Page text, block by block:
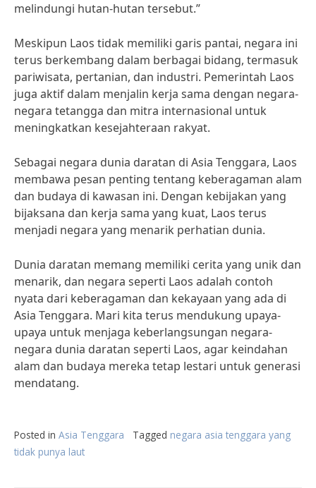
melindungi hutan-hutan tersebut.”
Meskipun Laos tidak memiliki garis pantai, negara ini
terus berkembang dalam berbagai bidang, termasuk
pariwisata, pertanian, dan industri. Pemerintah Laos
juga aktif dalam menjalin kerja sama dengan negara-
negara tetangga dan mitra internasional untuk
meningkatkan kesejahteraan rakyat.
Sebagai negara dunia daratan di Asia Tenggara, Laos
membawa pesan penting tentang keberagaman alam
dan budaya di kawasan ini. Dengan kebijakan yang
bijaksana dan kerja sama yang kuat, Laos terus
menjadi negara yang menarik perhatian dunia.
Dunia daratan memang memiliki cerita yang unik dan
menarik, dan negara seperti Laos adalah contoh
nyata dari keberagaman dan kekayaan yang ada di
Asia Tenggara. Mari kita terus mendukung upaya-
upaya untuk menjaga keberlangsungan negara-
negara dunia daratan seperti Laos, agar keindahan
alam dan budaya mereka tetap lestari untuk generasi
mendatang.
Posted in Asia Tenggara Tagged negara asia tenggara yang
tidak punya laut